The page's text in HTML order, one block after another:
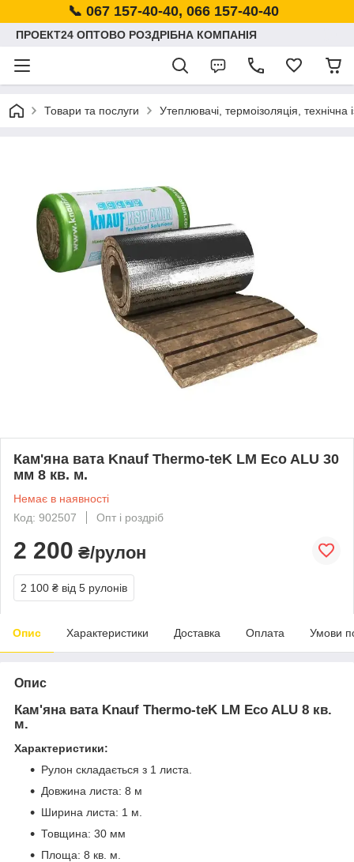
📞 067 157-40-40, 066 157-40-40
ПРОЕКТ24 ОПТОВО РОЗДРІБНА КОМПАНІЯ
Товари та послуги Утеплювачі, термоізоляція, технічна
Кам'яна вата Knauf Thermo-teK LM Eco ALU 30
мм 8 кв. м.
Немає в наявності
Код: 902507
Опт і роздріб
2 200 ₴/рулон
2 100 ₴ від 5 рулонів
Опис Характеристики Доставка Оплата Умови
Опис
Кам'яна вата Knauf Thermo-teK LM Eco ALU 8 кв.
м.
Характеристики:
Рулон складається з 1 листа.
Довжина листа: 8 м
Ширина листа: 1 м.
Товщина: 30 мм
Площа: 8 кв. м.